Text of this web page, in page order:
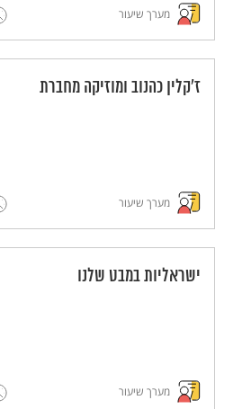
מערך שיעור
ז'קלין כהנוב ומוזיקה מחברת
מערך שיעור
ישראליות במבט שלנו
מערך שיעור